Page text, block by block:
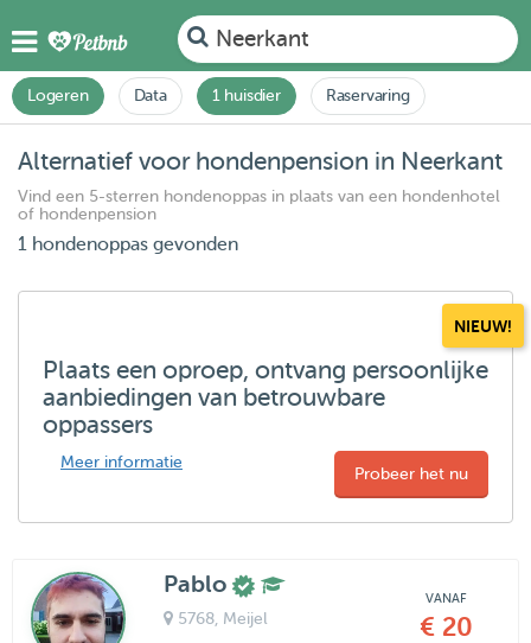
Neerkant
Logeren Data 1 huisdier Raservaring
Alternatief voor hondenpension in Neerkant
Vind een 5-sterren hondenoppas in plaats van een hondenhotel
of hondenpension
1 hondenoppas gevonden
NIEUW!
Plaats een oproep, ontvang persoonlijke
aanbiedingen van betrouwbare
oppassers
Meer informatie
Probeer het nu
Pablo
5768, Meijel
VANAF
€ 20